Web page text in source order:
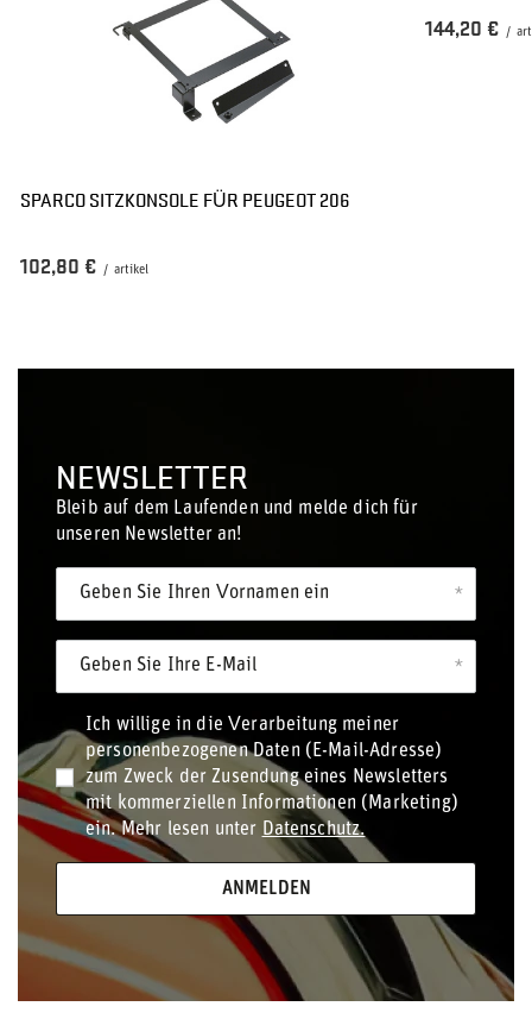
SPARCO SITZKONSOLE FÜR PEUGEOT 206
102,80 € / artikel
144,20 € /
NEWSLETTER
Bleib auf dem Laufenden und melde dich für
unseren Newsletter an!
Geben Sie Ihren Vornamen ein
Geben Sie Ihre E-Mail
Ich willige in die Verarbeitung meiner
personenbezogenen Daten (E-Mail-Adresse)
zum Zweck der Zusendung eines Newsletters
mit kommerziellen Informationen (Marketing)
ein. Mehr lesen unter Datenschutz.
ANMELDEN